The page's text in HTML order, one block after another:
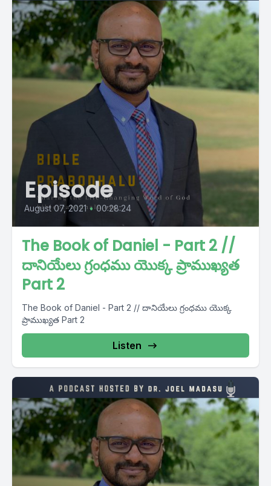
Episode
August 07, 2021 • 00:28:24
The Book of Daniel - Part 2 //
దానియేలు గ్రంధము యొక్క ప్రాముఖ్యత
Part 2
The Book of Daniel - Part 2 // దానియేలు గ్రంధము యొక్క
ప్రాముఖ్యత Part 2
Listen